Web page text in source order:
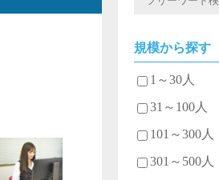
規模から探す
1～30人
31～100人
101～300人
301～500人